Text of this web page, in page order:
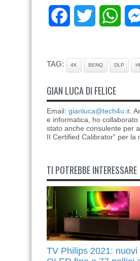
FacebookTwitter
TAG: 4K BENQ DLP
GIAN LUCA DI FELICE
Email: gianluca@tech4u.it .
e informatica, ho
stato anche consulente per
II Certified Calibrator” per la
TI POTREBBE INTERESSARE
TV Philips 2021: nuovi